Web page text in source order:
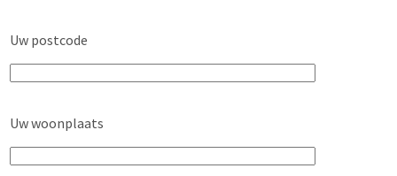
Uw postcode
Uw woonplaats